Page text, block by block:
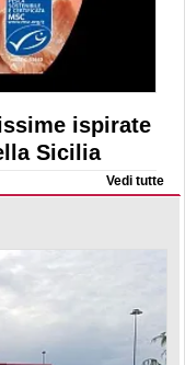
ispirate
Sicilia
Vedi tutte